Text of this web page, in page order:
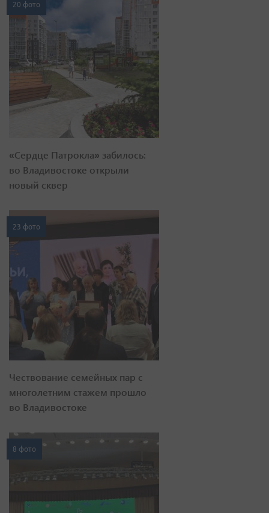
20 фото
«Сердце Патрокла» забилось:
во Владивостоке открыли
новый сквер
23 фото
Чествование семейных пар с
многолетним стажем прошло
во Владивостоке
8 фото